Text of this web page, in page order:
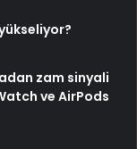
zam sinyali
ve AirPods